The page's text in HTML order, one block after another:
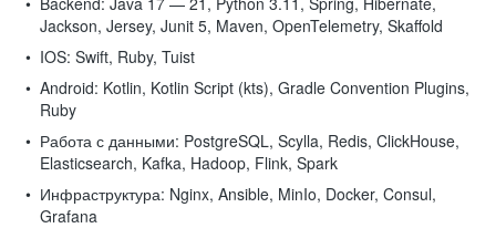
Jackson, Jersey, Junit 5, Maven, OpenTelemetry, Skaffold
IOS: Swift, Ruby, Tuist
Android: Kotlin, Kotlin Script (kts), Gradle Convention Plugins,
Ruby
Работа с данными: PostgreSQL, Scylla, Redis, ClickHouse,
Elasticsearch, Kafka, Hadoop, Flink, Spark
Инфраструктура: Nginx, Ansible, MinIo, Docker, Consul,
Grafana